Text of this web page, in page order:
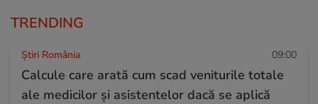
TRENDING
Știri România 09:00
Calcule care arată cum scad veniturile totale
ale medicilor și asistentelor dacă se aplică